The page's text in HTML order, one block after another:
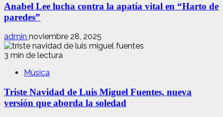
Anabel Lee lucha contra la apatía vital en “Harto de
paredes”
admin noviembre 28, 2025
3 min de lectura
Música
Triste Navidad de Luis Miguel Fuentes, nueva
versión que aborda la soledad